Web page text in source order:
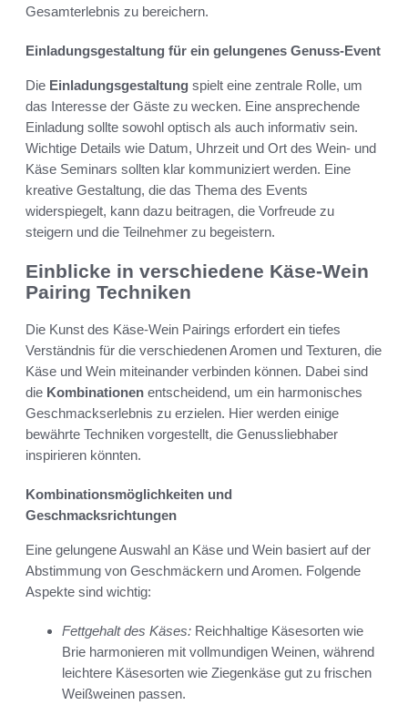
Gesamterlebnis zu bereichern.
Einladungsgestaltung für ein gelungenes Genuss-Event
Die Einladungsgestaltung spielt eine zentrale Rolle, um
das Interesse der Gäste zu wecken. Eine ansprechende
Einladung sollte sowohl optisch als auch informativ sein.
Wichtige Details wie Datum, Uhrzeit und Ort des Wein- und
Käse Seminars sollten klar kommuniziert werden. Eine
kreative Gestaltung, die das Thema des Events
widerspiegelt, kann dazu beitragen, die Vorfreude zu
steigern und die Teilnehmer zu begeistern.
Einblicke in verschiedene Käse-Wein
Pairing Techniken
Die Kunst des Käse-Wein Pairings erfordert ein tiefes
Verständnis für die verschiedenen Aromen und Texturen, die
Käse und Wein miteinander verbinden können. Dabei sind
die Kombinationen entscheidend, um ein harmonisches
Geschmackserlebnis zu erzielen. Hier werden einige
bewährte Techniken vorgestellt, die Genussliebhaber
inspirieren könnten.
Kombinationsmöglichkeiten und
Geschmacksrichtungen
Eine gelungene Auswahl an Käse und Wein basiert auf der
Abstimmung von Geschmäckern und Aromen. Folgende
Aspekte sind wichtig:
Fettgehalt des Käses: Reichhaltige Käsesorten wie
Brie harmonieren mit vollmundigen Weinen, während
leichtere Käsesorten wie Ziegenkäse gut zu frischen
Weißweinen passen.